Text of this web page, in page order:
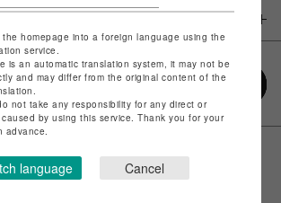
the homepage into a foreign language using the
service.
is an automatic translation system, it may not be
and may differ from the original content of the
not take any responsibility for any direct or
by using this service. Thank you for your
advance.
language Cancel